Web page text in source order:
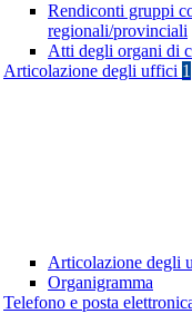
Rendiconti gruppi
regionali/provinciali
Atti degli organi di
Articolazione degli uffici 1
Articolazione degli
Organigramma
Telefono e posta